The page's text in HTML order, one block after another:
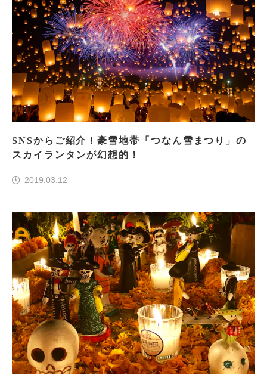
SNSからご紹介！豪雪地帯「つなん雪まつり」の
スカイランタンが幻想的！
2019.03.12